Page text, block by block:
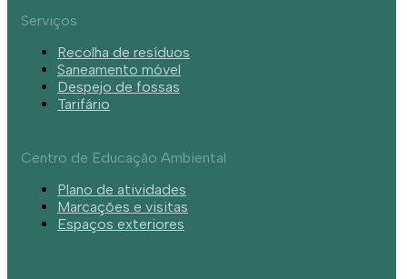
Serviços
Recolha de resíduos
Saneamento móvel
Despejo de fossas
Tarifário
Centro de Educação Ambiental
Plano de atividades
Marcações e visitas
Espaços exteriores